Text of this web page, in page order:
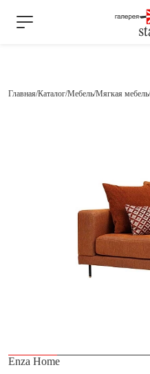
Главная Каталог Мебель Мягкая мебель
Enza Home